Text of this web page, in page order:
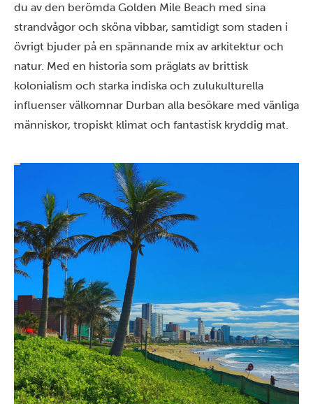
du av den berömda Golden Mile Beach med sina
strandvågor och sköna vibbar, samtidigt som staden i
övrigt bjuder på en spännande mix av arkitektur och
natur. Med en historia som präglats av brittisk
kolonialism och starka indiska och zulukulturella
influenser välkomnar Durban alla besökare med vänliga
människor, tropiskt klimat och fantastisk kryddig mat.
Urbana Durban